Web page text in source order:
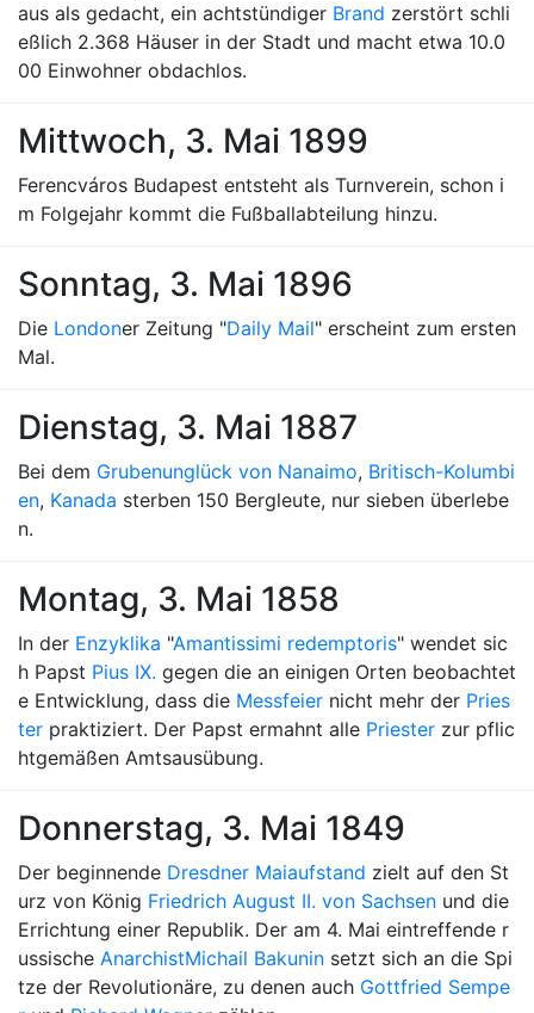
aus als gedacht, ein achtstündiger Brand zerstört schli
eßlich 2.368 Häuser in der Stadt und macht etwa 10.0
00 Einwohner obdachlos.
Mittwoch, 3. Mai 1899
Ferencváros Budapest entsteht als Turnverein, schon i
m Folgejahr kommt die Fußballabteilung hinzu.
Sonntag, 3. Mai 1896
Die Londoner Zeitung "Daily Mail" erscheint zum ersten
Mal.
Dienstag, 3. Mai 1887
Bei dem Grubenunglück von Nanaimo, Britisch-Kolumbi
en, Kanada sterben 150 Bergleute, nur sieben überlebe
n.
Montag, 3. Mai 1858
In der Enzyklika "Amantissimi redemptoris" wendet sic
h Papst Pius IX. gegen die an einigen Orten beobachtet
e Entwicklung, dass die Messfeier nicht mehr der Pries
ter praktiziert. Der Papst ermahnt alle Priester zur pflic
htgemäßen Amtsausübung.
Donnerstag, 3. Mai 1849
Der beginnende Dresdner Maiaufstand zielt auf den St
urz von König Friedrich August II. von Sachsen und die
Errichtung einer Republik. Der am 4. Mai eintreffende r
ussische AnarchistMichail Bakunin setzt sich an die Spi
tze der Revolutionäre, zu denen auch Gottfried Sempe